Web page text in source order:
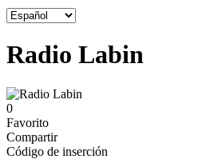
Radio Labin
0
Favorito
Compartir
Código de inserción